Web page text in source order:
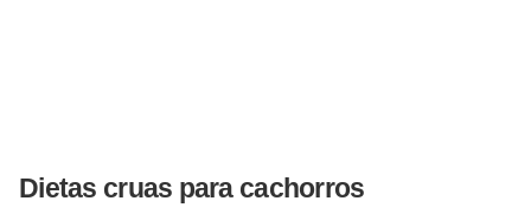
Dietas cruas para cachorros
s